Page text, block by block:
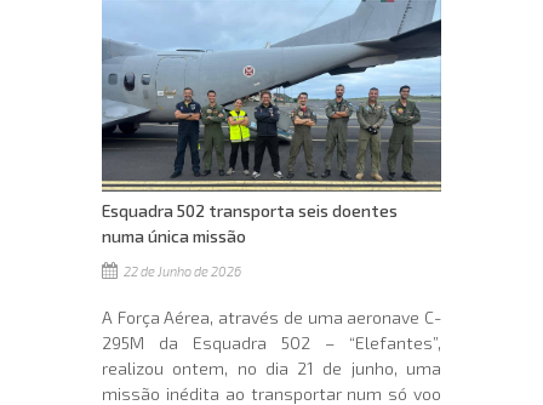
Esquadra 502 transporta seis doentes
numa única missão
22 de Junho de 2026
A Força Aérea, através de uma aeronave C-
295M da Esquadra 502 – “Elefantes”,
realizou ontem, no dia 21 de junho, uma
missão inédita ao transportar num só voo